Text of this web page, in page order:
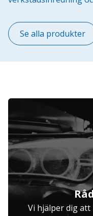
Se alla produkter
Vi hjälper dig